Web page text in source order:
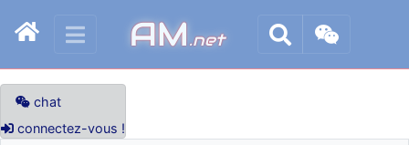
AM.net
chat
connectez-vous !